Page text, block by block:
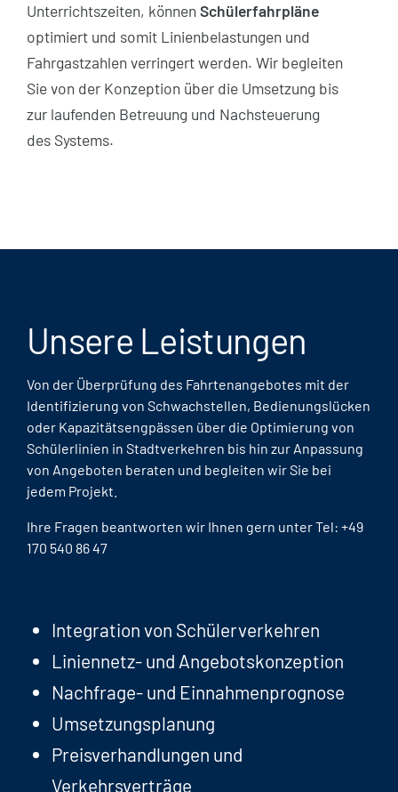
Unterrichtszeiten, könnenSchülerfahrpläne
optimiert und somit Linienbelastungen und
Fahrgastzahlen verringert werden. Wir begleiten
Sie von der Konzeption über die Umsetzung bis
zur laufenden Betreuung und Nachsteuerung
des Systems.
Unsere Leistungen
Von der Überprüfung des Fahrtenangebotes mit der
Identifizierung von Schwachstellen, Bedienungslücken
oder Kapazitätsengpässen über die Optimierung von
Schülerlinien in Stadtverkehren bis hin zur Anpassung
von Angeboten beraten und begleiten wir Sie bei
jedem Projekt.
Ihre Fragen beantworten wir Ihnen gern unter Tel: +49
170 540 86 47
Integration von Schülerverkehren
Liniennetz- und Angebotskonzeption
Nachfrage- und Einnahmenprognose
Umsetzungsplanung
Preisverhandlungen und
Verkehrsverträge